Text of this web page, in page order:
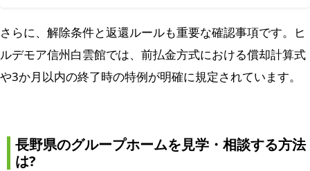
さらに、解除条件と返還ルールも重要な確認事項です。ヒ
ルデモア信州白雲館では、前払金方式における償却計算式
や3か月以内の終了時の特例が明確に規定されています。
長野県のグループホームを見学・相談する方法
は?